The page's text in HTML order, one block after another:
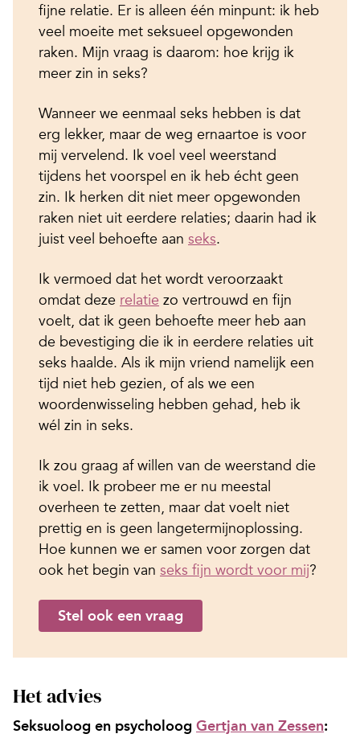
fijne relatie. Er is alleen één minpunt: ik heb
veel moeite met seksueel opgewonden
raken. Mijn vraag is daarom: hoe krijg ik
meer zin in seks?
Wanneer we eenmaal seks hebben is dat
erg lekker, maar de weg ernaartoe is voor
mij vervelend. Ik voel veel weerstand
tijdens het voorspel en ik heb écht geen
zin. Ik herken dit niet meer opgewonden
raken niet uit eerdere relaties; daarin had ik
juist veel behoefte aan seks.
Ik vermoed dat het wordt veroorzaakt
omdat deze relatie zo vertrouwd en fijn
voelt, dat ik geen behoefte meer heb aan
de bevestiging die ik in eerdere relaties uit
seks haalde. Als ik mijn vriend namelijk een
tijd niet heb gezien, of als we een
woordenwisseling hebben gehad, heb ik
wél zin in seks.
Ik zou graag af willen van de weerstand die
ik voel. Ik probeer me er nu meestal
overheen te zetten, maar dat voelt niet
prettig en is geen langetermijnoplossing.
Hoe kunnen we er samen voor zorgen dat
ook het begin van seks fijn wordt voor mij?
Stel ook een vraag
Het advies
Seksuoloog en psycholoog Gertjan van Zessen: